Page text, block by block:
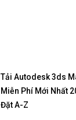
Tải Autodesk 3ds
Miễn Phí Mới Nhất
Đặt A-Z